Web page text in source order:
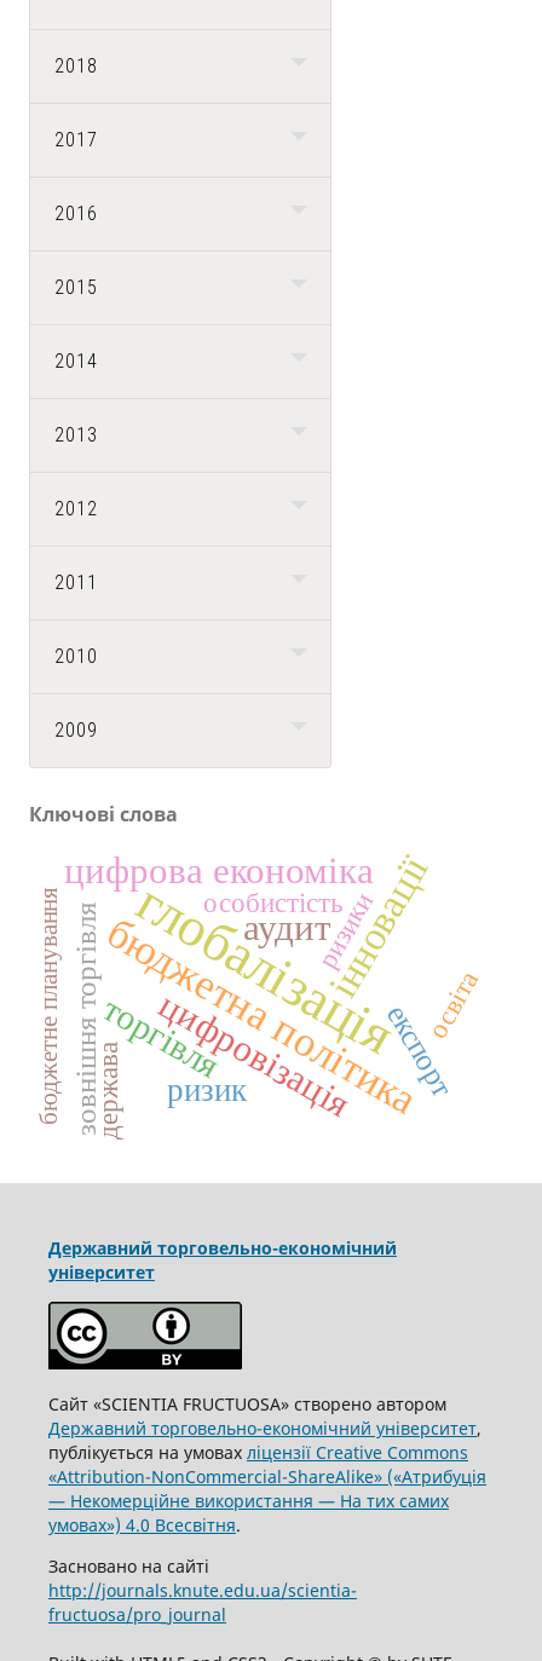
2018
2017
2016
2015
2014
2013
2012
2011
2010
2009
Ключові слова
глобалізація
бюджетна політика
інновації
цифрова економіка
цифровізація
аудит
торгівля
ризик
зовнішня торгівля експорт
держава
освіта
ризики
особистість
бюджетне планування
Державний торговельно-економічний
університет
Сайт «SCIENTIA FRUCTUOSA» створено автором
Державний торговельно-економічний університет,
публікується на умовах ліцензії Creative Commons
«Attribution-NonCommercial-ShareAlike» («Атрибуція
— Некомерційне використання — На тих самих
умовах») 4.0 Всесвітня.
Засновано на сайті
http://journals.knute.edu.ua/scientia-
fructuosa/pro_journal